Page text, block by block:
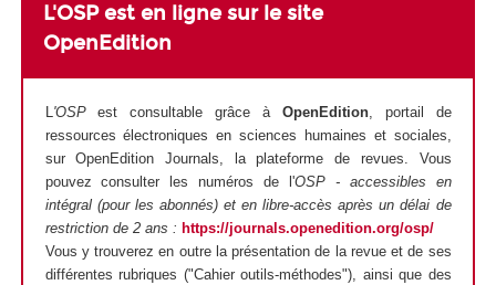
L'OSP est en ligne sur le site
OpenEdition
L 'OSPest consultable grâce à OpenEdition, portail de
ressources électroniques en sciences humaines et sociales,
sur OpenEdition Journals, la plateforme de revues. Vous
pouvez consulter les numéros de l'OSP - accessibles en
intégral (pour les abonnés) et en libre-accès après un délai de
restriction de 2 ans : https://journals.openedition.org/osp/
Vous y trouverez en outre la présentation de la revue et de ses
différentes rubriques ("Cahier outils-méthodes"), ainsi que des